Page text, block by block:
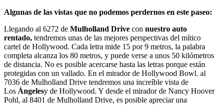
Algunas de las vistas que no podemos perdernos en este paseo:
Llegando al 6272 de Mulholland Drive con nuestro auto
rentado, tendremos unas de las mejores perspectivas del mítico
cartel de Hollywood. Cada letra mide 15 por 9 metros, la palabra
completa alcanza los 80 metros, y puede verse a unos 50 kilómetros
de distancia. No es posible acercarse hasta las letras porque están
protegidas con un vallado. En el mirador de Hollywood Bowl. al
7036 de Mulholland Drive tendremos una increíble vista de
Los Ángelesy de Hollywood. Y desde el mirador de Nancy Hoover
Pohl, al 8401 de Mulholland Drive, es posible apreciar una